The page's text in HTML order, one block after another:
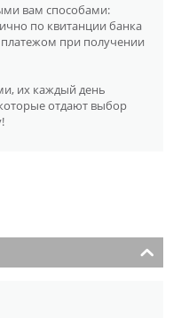
вам способами:
по квитанции банка
при получении
их каждый день
отдают выбор